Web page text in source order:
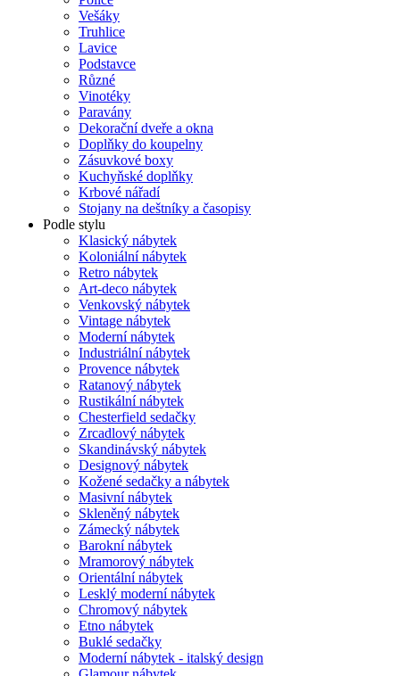
Vešáky
Truhlice
Lavice
Podstavce
Různé
Vinotéky
Paravány
Dekorační dveře a okna
Doplňky do koupelny
Zásuvkové boxy
Kuchyňské doplňky
Krbové nářadí
Stojany na deštníky a časopisy
Podle stylu
Klasický nábytek
Koloniální nábytek
Retro nábytek
Art-deco nábytek
Venkovský nábytek
Vintage nábytek
Moderní nábytek
Industriální nábytek
Provence nábytek
Ratanový nábytek
Rustikální nábytek
Chesterfield sedačky
Zrcadlový nábytek
Skandinávský nábytek
Designový nábytek
Kožené sedačky a nábytek
Masivní nábytek
Skleněný nábytek
Zámecký nábytek
Barokní nábytek
Mramorový nábytek
Orientální nábytek
Lesklý moderní nábytek
Chromový nábytek
Etno nábytek
Buklé sedačky
Moderní nábytek - italský design